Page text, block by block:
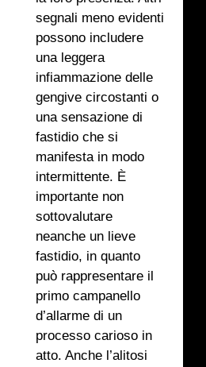
segnali meno evidenti
possono includere
una leggera
infiammazione delle
gengive circostanti o
una sensazione di
fastidio che si
manifesta in modo
intermittente. È
importante non
sottovalutare
neanche un lieve
fastidio, in quanto
può rappresentare il
primo campanello
d’allarme di un
processo carioso in
atto. Anche l’alitosi